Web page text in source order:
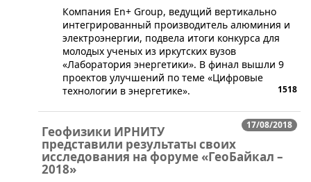
​Компания En+ Group, ведущий вертикально
интегрированный производитель алюминия и
электроэнергии, подвела итоги конкурса для
молодых ученых из иркутских вузов
«Лаборатория энергетики». В финал вышли 9
проектов улучшений по теме «Цифровые
технологии в энергетике».
1518
17/08/2018
Геофизики ИРНИТУ
представили результаты своих
исследования на форуме «ГеоБайкал –
2018»